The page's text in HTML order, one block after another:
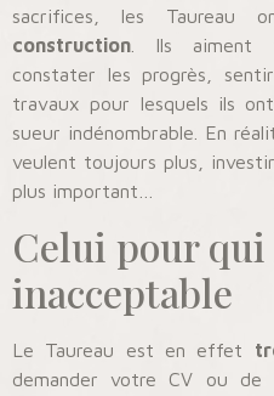
sacrifices, les Taureau
construction . Ils aiment
constater les progrès,
travaux pour lesquels ils
sueur indénombrable. En
veulent toujours plus,
plus important…
Celui pour
inacceptable
Le Taureau est en effet
demander votre CV ou de